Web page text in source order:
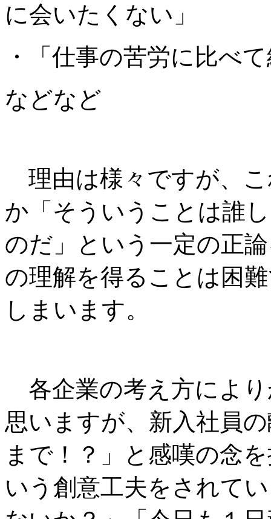
に会いたくない」
・「仕事の苦労に比べ
などなど
理由は様々ですが、
か「そういうことは誰
のだ」という一定の正
の理解を得ることは困
しまいます。
各企業の考え方によ
思いますが、新入社員
まで！？」と感嘆の念
いう創意工夫をされて